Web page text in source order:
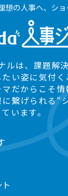
想の人事へ、シ
ルは、課題解
い姿に気付く
だからこそ情
繋げられる“
います。